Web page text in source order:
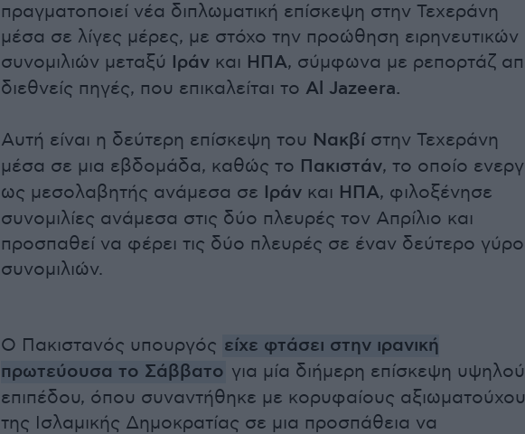
πραγματοποιεί νέα διπλωματική επίσκεψη στην Τεχεράνη
μέσα σε λίγες μέρες, με στόχο την προώθηση ειρηνευτικών
συνομιλιών μεταξύ Ιράν και ΗΠΑ, σύμφωνα με ρεπορτάζ
διεθνείς πηγές, που επικαλείται το Al Jazeera.
Αυτή είναι η δεύτερη επίσκεψη του Νακβίστην Τεχεράνη
μέσα σε μια εβδομάδα, καθώς το Πακιστάν, το οποίο
ως μεσολαβητής ανάμεσα σε Ιράν και ΗΠΑ, φιλοξένησε
συνομιλίες ανάμεσα στις δύο πλευρές τον Απρίλιο και
προσπαθεί να φέρει τις δύο πλευρές σε έναν δεύτερο γύρο
συνομιλιών.
Ο Πακιστανός υπουργός είχε φτάσει στην ιρανική
πρωτεύουσα το Σάββατο για μία διήμερη επίσκεψη υψηλού
επιπέδου, όπου συναντήθηκε με κορυφαίους
της Ισλαμικής Δημοκρατίας σε μια προσπάθεια να